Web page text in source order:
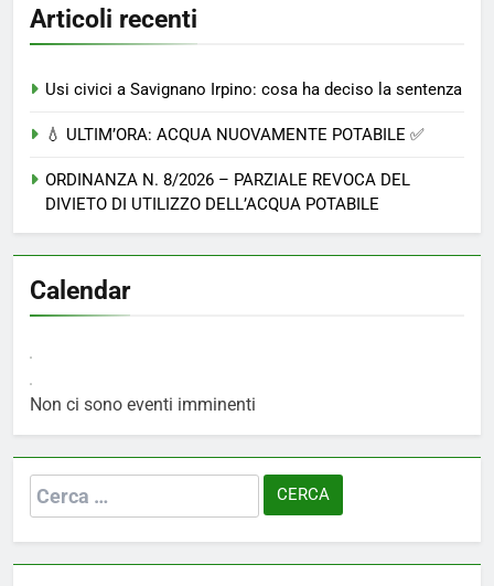
Articoli recenti
Usi civici a Savignano Irpino: cosa ha deciso la sentenza
💧 ULTIM’ORA: ACQUA NUOVAMENTE POTABILE ✅
ORDINANZA N. 8/2026 – PARZIALE REVOCA DEL
DIVIETO DI UTILIZZO DELL’ACQUA POTABILE
Calendar
Non ci sono eventi imminenti
Ricerca
per: